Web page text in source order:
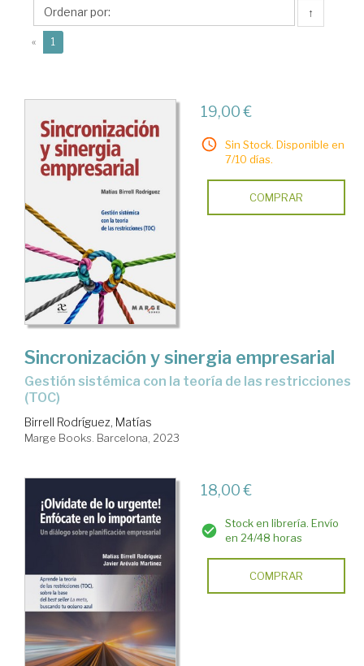
Matías
↑
« 1
19,00 €
Sin Stock. Disponible en
7/10 días.
COMPRAR
Sincronización y sinergia empresarial
gestión sistémica con la teoría de las restricciones
(TOC)
Birrell Rodríguez, Matías
Marge Books. Barcelona, 2023
18,00 €
Stock en librería. Envío
en 24/48 horas
COMPRAR